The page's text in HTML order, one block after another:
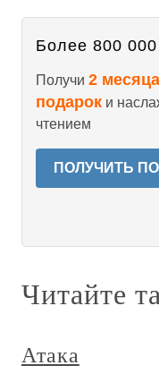
Более 800 000
Получи 2
подарок и
чтением
ПОЛУЧИТЬ
Читайте
Атака